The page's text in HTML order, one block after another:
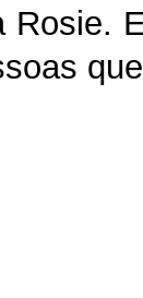
Rosie.